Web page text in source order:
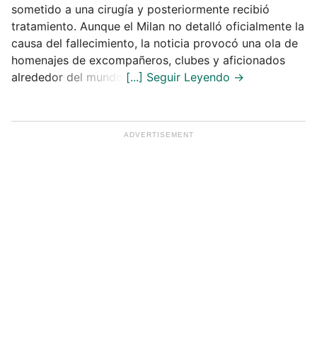
sometido a una cirugía y posteriormente recibió
tratamiento. Aunque el Milan no detalló oficialmente la
causa del fallecimiento, la noticia provocó una ola de
homenajes de excompañeros, clubes y aficionados
alrededor del mundo.